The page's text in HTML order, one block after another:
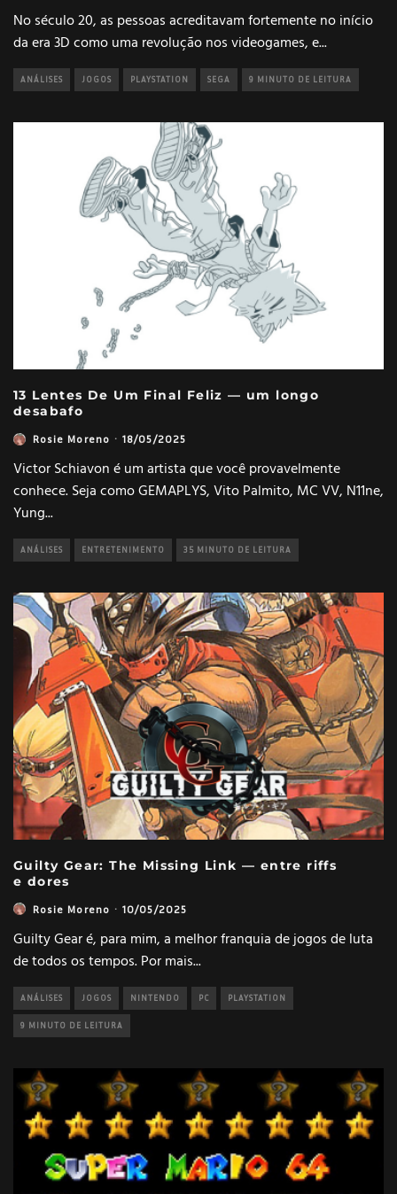
No século 20, as pessoas acreditavam fortemente no início
da era 3D como uma revolução nos videogames, e...
ANÁLISES JOGOS PLAYSTATION SEGA 9 MINUTO DE LEITURA
13 Lentes De Um Final Feliz — um longo
desabafo
Rosie Moreno · 18/05/2025
Victor Schiavon é um artista que você provavelmente
conhece. Seja como GEMAPLYS, Vito Palmito, MC VV, N11ne,
Yung...
ANÁLISES ENTRETENIMENTO 35 MINUTO DE LEITURA
Guilty Gear: The Missing Link — entre riffs
e dores
Rosie Moreno · 10/05/2025
Guilty Gear é, para mim, a melhor franquia de jogos de luta
de todos os tempos. Por mais...
ANÁLISES JOGOS NINTENDO PC PLAYSTATION
9 MINUTO DE LEITURA